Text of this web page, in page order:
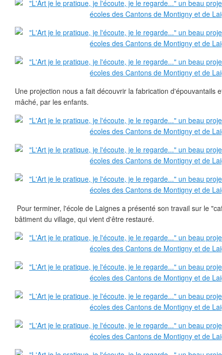
Une projection nous a fait découvrir la fabrication d'épouvantails
mâché, par les enfants.
Pour terminer, l'école de Laignes a présenté son travail sur le
bâtiment du village, qui vient d'être restauré.